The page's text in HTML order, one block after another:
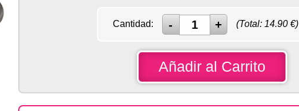
Cantidad: (Total: 14.90€)
Añadir al Carrito